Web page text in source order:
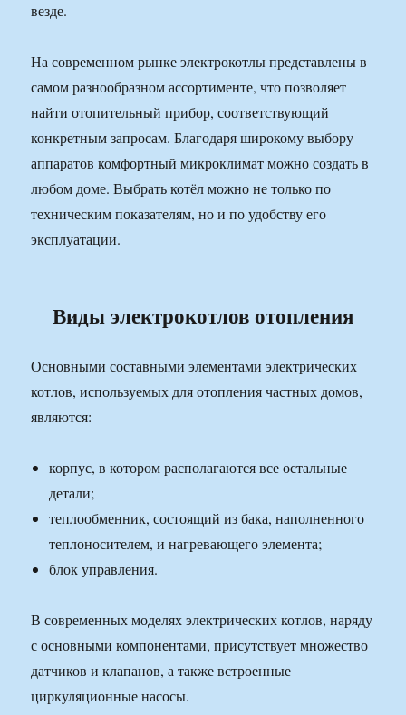
везде.
На современном рынке электрокотлы представлены в
самом разнообразном ассортименте, что позволяет
найти отопительный прибор, соответствующий
конкретным запросам. Благодаря широкому выбору
аппаратов комфортный микроклимат можно создать в
любом доме. Выбрать котёл можно не только по
техническим показателям, но и по удобству его
эксплуатации.
Виды электрокотлов отопления
Основными составными элементами электрических
котлов, используемых для отопления частных домов,
являются:
корпус, в котором располагаются все остальные
детали;
теплообменник, состоящий из бака, наполненного
теплоносителем, и нагревающего элемента;
блок управления.
В современных моделях электрических котлов, наряду
с основными компонентами, присутствует множество
датчиков и клапанов, а также встроенные
циркуляционные насосы.